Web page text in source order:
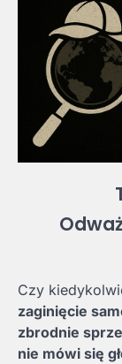
Czy
zaginięcie
zbrodnie
nie mówi się